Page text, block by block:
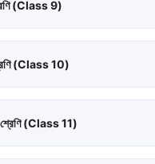
(Class 9)
(Class 10)
(Class 11)